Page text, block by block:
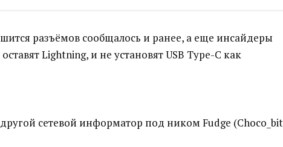
разъёмов сообщалось и ранее, а еще инсайдеры
Lightning, и не установят USB Type-C как
сетевой информатор под ником Fudge